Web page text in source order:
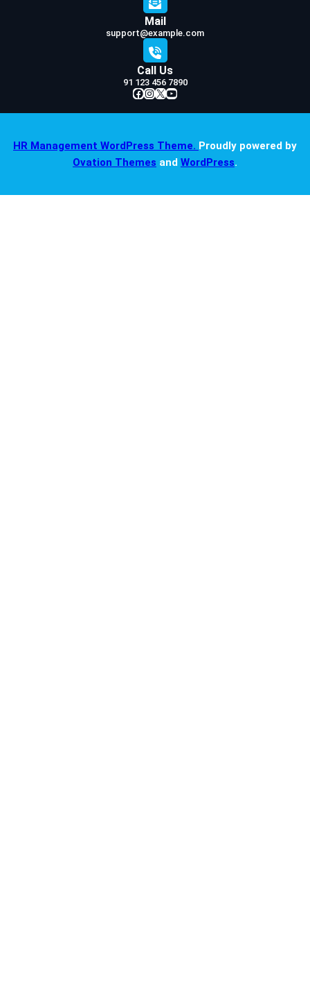
Mail
support@example.com
Call Us
91 123 456 7890
Facebook InstagramX YouTube
HR Management WordPress Theme. Proudly powered by
Ovation Themes and WordPress.